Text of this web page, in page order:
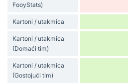
FooyStats)
Kartoni / utakmica
Kartoni / utakmica
(Domaći tim)
Kartoni / utakmica
(Gostojući tim)